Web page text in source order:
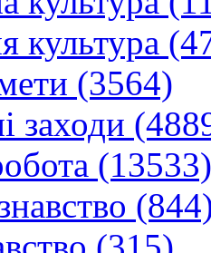
культура
(3564)
заходи
(13533)